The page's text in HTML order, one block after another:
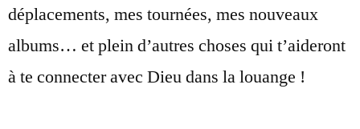
déplacements, mes tournées, mes nouveaux
albums… et plein d’autres choses qui t’aideront
à te connecter avec Dieu dans la louange !